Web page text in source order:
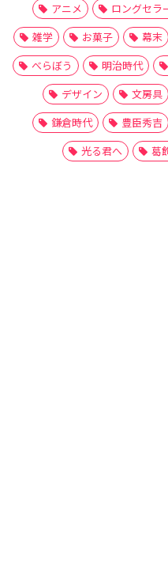
アニメ
ロングセラ
雑学
お菓子 幕末
べらぼう
明治時代
デザイン
文房具
鎌倉時代
豊臣秀吉
光る君へ
葛